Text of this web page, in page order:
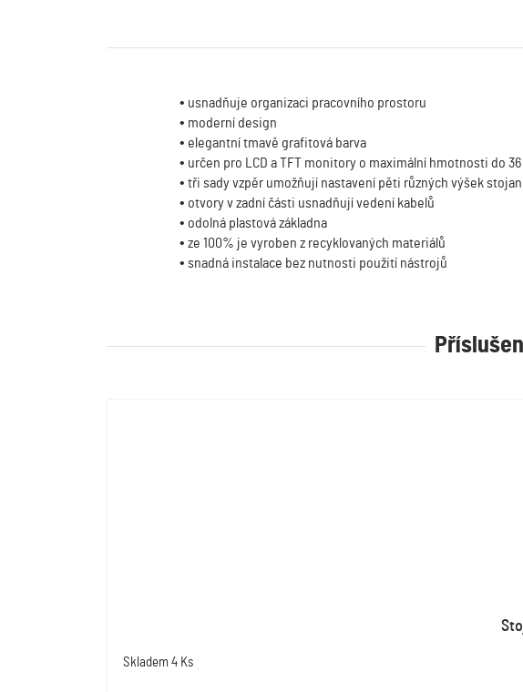
• usnadňuje organizaci pracovního prostoru
• moderní design
• elegantní tmavě grafitová barva
• určen pro LCD a TFT monitory o maximální hmotnosti do 36
• tři sady vzpěr umožňují nastavení pěti různých výšek
• otvory v zadní části usnadňují vedení kabelů
• odolná plastová základna
• ze 100% je vyroben z recyklovaných materiálů
• snadná instalace bez nutnosti použití nástrojů
Skladem 4 Ks